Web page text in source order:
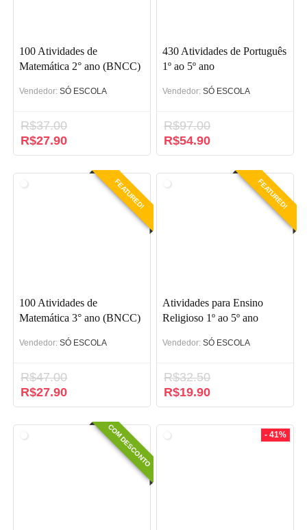
100 Atividades de
Matemática 2° ano (BNCC)
Vendedor: SÓ ESCOLA
R$37.00
O
preço
R$27.90O
preço
430 Atividades de Português
1º ao 5º ano
Vendedor: SÓ ESCOLA
R$97.00
O
preço
R$54.90O
preço
FEATURED!
100 Atividades de
Matemática 3° ano (BNCC)
Vendedor: SÓ ESCOLA
R$47.00
O
preço
R$27.90O
preço
FEATURED!
Atividades para Ensino
Religioso 1º ao 5º ano
Vendedor: SÓ ESCOLA
R$32.50
O
preço
R$19.90O
preço
COM DESCONTO - 41%